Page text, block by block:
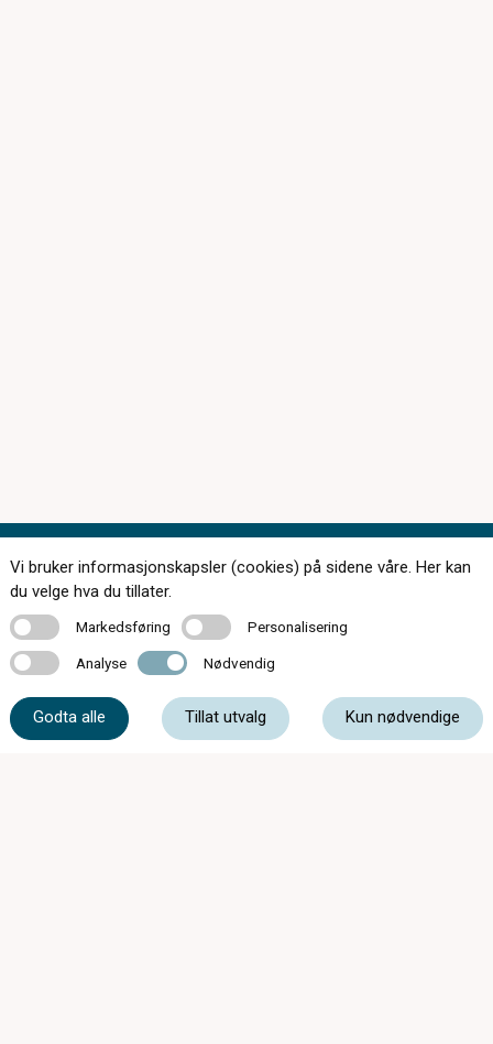
Kontakt oss
Vi bruker informasjonskapsler (cookies) på sidene våre. Her kan
du velge hva du tillater.
MarkedsføringMarkedsføring PersonaliseringPersonalisering
Analyse Analyse Nødvendig Nødvendig
Godta alle Tillat utvalg Kun nødvendige